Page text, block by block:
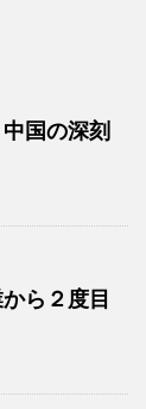
国の深刻
ら２度目